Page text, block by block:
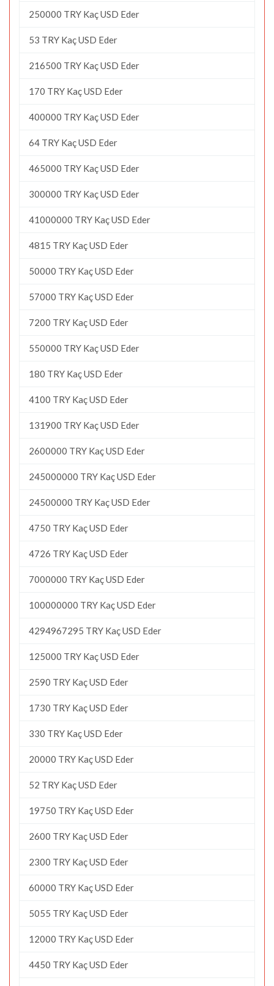
250000 TRY Kaç USD Eder
53 TRY Kaç USD Eder
216500 TRY Kaç USD Eder
170 TRY Kaç USD Eder
400000 TRY Kaç USD Eder
64 TRY Kaç USD Eder
465000 TRY Kaç USD Eder
300000 TRY Kaç USD Eder
41000000 TRY Kaç USD Eder
4815 TRY Kaç USD Eder
50000 TRY Kaç USD Eder
57000 TRY Kaç USD Eder
7200 TRY Kaç USD Eder
550000 TRY Kaç USD Eder
180 TRY Kaç USD Eder
4100 TRY Kaç USD Eder
131900 TRY Kaç USD Eder
2600000 TRY Kaç USD Eder
245000000 TRY Kaç USD Eder
24500000 TRY Kaç USD Eder
4750 TRY Kaç USD Eder
4726 TRY Kaç USD Eder
7000000 TRY Kaç USD Eder
100000000 TRY Kaç USD Eder
4294967295 TRY Kaç USD Eder
125000 TRY Kaç USD Eder
2590 TRY Kaç USD Eder
1730 TRY Kaç USD Eder
330 TRY Kaç USD Eder
20000 TRY Kaç USD Eder
52 TRY Kaç USD Eder
19750 TRY Kaç USD Eder
2600 TRY Kaç USD Eder
2300 TRY Kaç USD Eder
60000 TRY Kaç USD Eder
5055 TRY Kaç USD Eder
12000 TRY Kaç USD Eder
4450 TRY Kaç USD Eder